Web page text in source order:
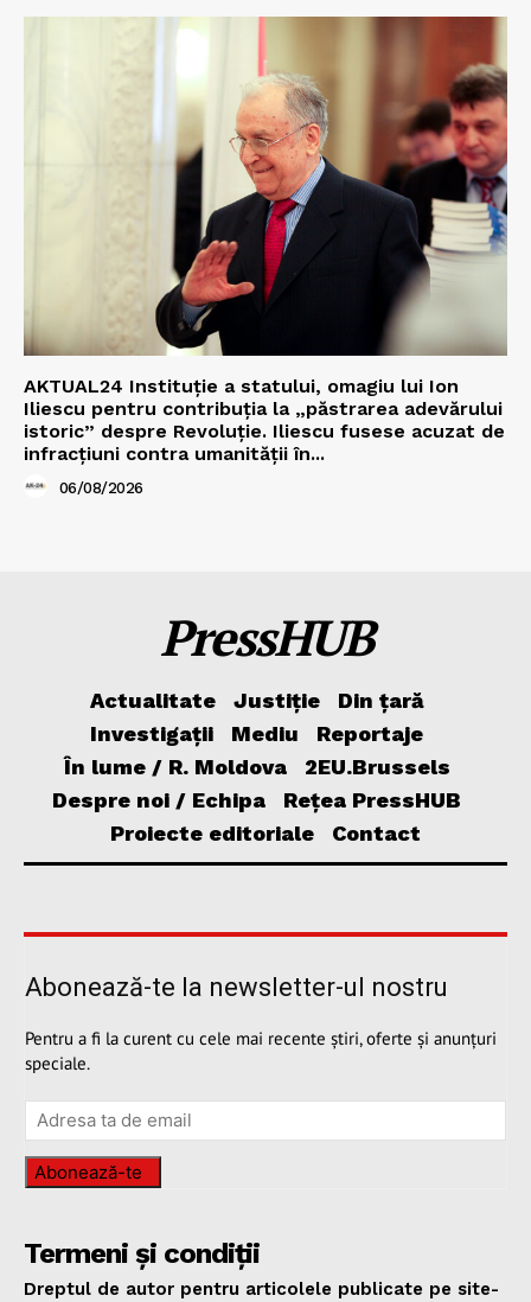
AKTUAL24 Instituție a statului, omagiu lui Ion
Iliescu pentru contribuția la „păstrarea adevărului
istoric” despre Revoluție. Iliescu fusese acuzat de
infracțiuni contra umanității în...
06/08/2026
PressHUB
Actualitate Justiție
Din țară
Investigații
Mediu
Reportaje
În lume / R. Moldova
2EU.Brussels
Despre noi / Echipa
Rețea PressHUB
Proiecte editoriale
Contact
Abonează-te la newsletter-ul nostru
Pentru a fi la curent cu cele mai recente știri, oferte și anunțuri
speciale.
Abonează-te
Termeni și condiții
Dreptul de autor pentru articolele publicate pe site-